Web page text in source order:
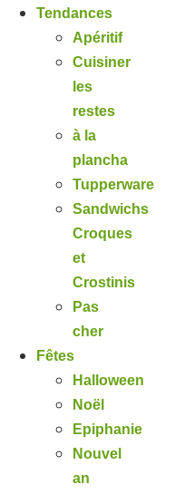
Tendances
Apéritif
Cuisiner
les
restes
à la
plancha
Tupperware
Sandwichs
Croques
et
Crostinis
Pas
cher
Fêtes
Halloween
Noël
Epiphanie
Nouvel
an